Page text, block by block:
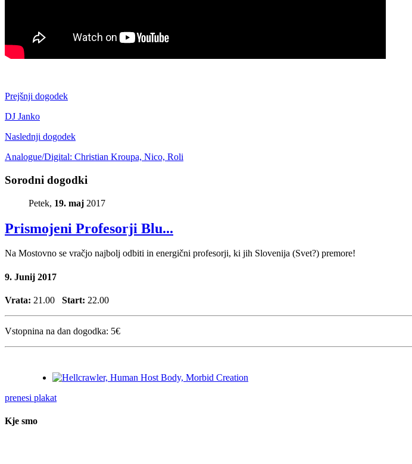
Prejšnji dogodek
DJ Janko
Naslednji dogodek
Analogue/Digital: Christian Kroupa, Nico, Roli
Sorodni dogodki
Petek, 19. maj 2017
Prismojeni Profesorji Blu...
Na Mostovno se vračjo najbolj odbiti in energični profesorji, ki jih Slovenija (Svet?) premore!
9. Junij 2017
Vrata: 21.00 Start: 22.00
Vstopnina na dan dogodka: 5€
prenesi plakat
Kje smo